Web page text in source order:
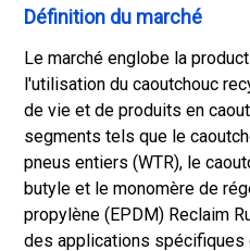
Définition du marché
Le marché englobe la
l'utilisation du caoutchouc
de vie et de produits en
segments tels que le
pneus entiers (WTR), le
butyle et le monomère de
propylène (EPDM) Reclaim
des applications spécifiques